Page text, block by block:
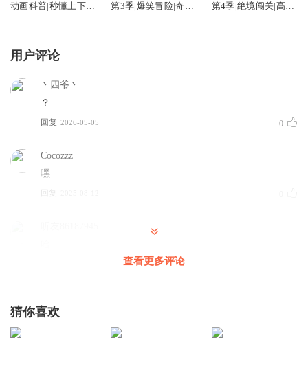
动画科普|秒懂上下五
第3季|爆笑冒险|奇幻
第4季|绝境闯关|高能
用户评论
丶四爷丶
？
回复 2026-05-05 0
Cocozzz
嘿
回复
呗
查看更多评论
猜你喜欢